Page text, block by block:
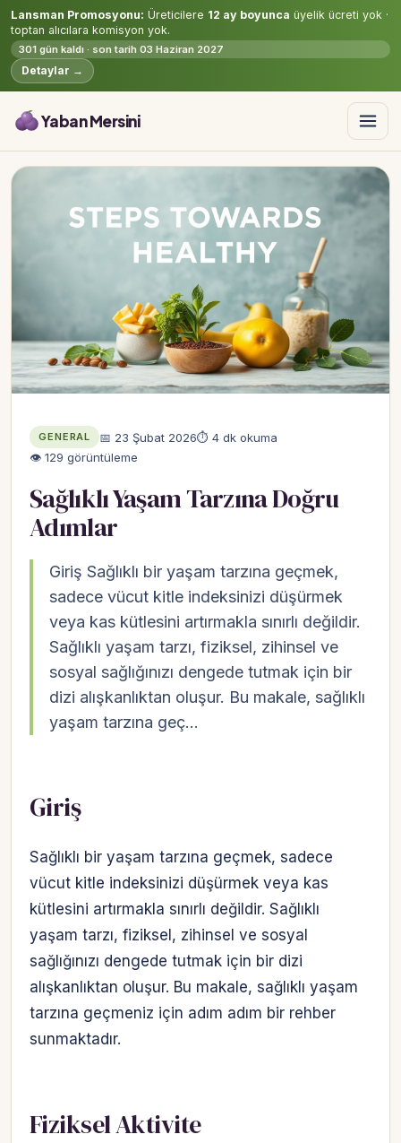
Lansman Promosyonu: Üreticilere 12 ay boyunca üyelik ücreti yok ·
toptan alıcılara komisyon yok.
301 gün kaldı · son tarih 03 Haziran 2027
Detaylar →
Yaban Mersini
GENERAL 📅 23 Şubat 2026⏱ 4 dk okuma
👁 129 görüntüleme
Sağlıklı Yaşam Tarzına Doğru
Adımlar
Giriş Sağlıklı bir yaşam tarzına geçmek,
sadece vücut kitle indeksinizi düşürmek
veya kas kütlesini artırmakla sınırlı değildir.
Sağlıklı yaşam tarzı, fiziksel, zihinsel ve
sosyal sağlığınızı dengede tutmak için bir
dizi alışkanlıktan oluşur. Bu makale, sağlıklı
yaşam tarzına geç…
Giriş
Sağlıklı bir yaşam tarzına geçmek, sadece
vücut kitle indeksinizi düşürmek veya kas
kütlesini artırmakla sınırlı değildir. Sağlıklı
yaşam tarzı, fiziksel, zihinsel ve sosyal
sağlığınızı dengede tutmak için bir dizi
alışkanlıktan oluşur. Bu makale, sağlıklı yaşam
tarzına geçmeniz için adım adım bir rehber
sunmaktadır.
Fiziksel Aktivite